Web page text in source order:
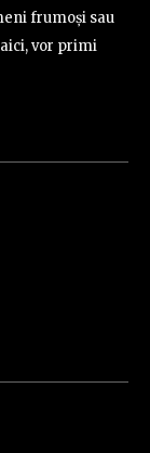
frumoși sau
vor primi